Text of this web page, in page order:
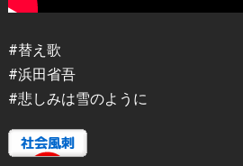
#替え歌
#浜田省吾
#悲しみは雪のように